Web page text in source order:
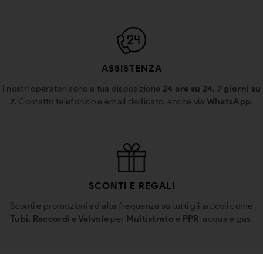
ASSISTENZA
I nostri operatori sono a tua disposizione 24 ore su 24, 7 giorni su
7. Contatto telefonico e email dedicato, anche via WhatsApp.
SCONTI E REGALI
Sconti e promozioni ad alta frequenza su tutti gli articoli come
Tubi, Raccordi e Valvole per Multistrato e PPR, acqua e gas.